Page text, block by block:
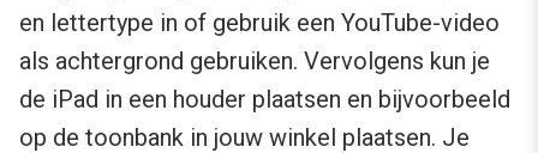
en lettertype in of gebruik een YouTube-video
als achtergrond gebruiken. Vervolgens kun je
de iPad in een houder plaatsen en bijvoorbeeld
op de toonbank in jouw winkel plaatsen. Je